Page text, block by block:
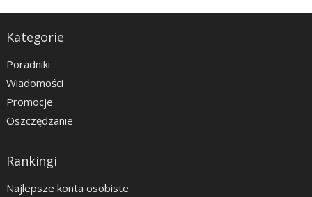
Kategorie
Poradniki
Wiadomości
Promocje
Oszczędzanie
Rankingi
Najlepsze konta osobiste